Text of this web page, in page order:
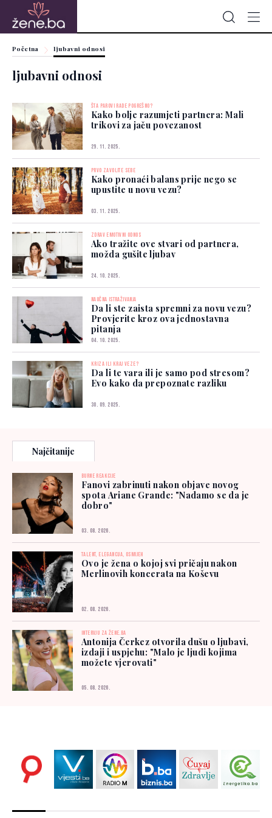
Početna ljubavni odnosi
ljubavni odnosi
ŠTA PAROVI RADE POGREŠNO?
Kako bolje razumjeti partnera: Mali
trikovi za jaču povezanost
29. 11. 2025.
PRVO ZAVOLITE SEBE
Kako pronaći balans prije nego se
upustite u novu vezu?
03. 11. 2025.
ZDRAV EMOTIVNI ODNOS
Ako tražite ove stvari od partnera,
možda gušite ljubav
24. 10. 2025.
NAUČNA ISTRAŽIVANJA
Da li ste zaista spremni za novu vezu?
Provjerite kroz ova jednostavna
pitanja
04. 10. 2025.
KRIZA ILI KRAJ VEZE?
Da li te vara ili je samo pod stresom?
Evo kako da prepoznate razliku
30. 09. 2025.
Najčitanije
BURNE REAKCIJE
Fanovi zabrinuti nakon objave novog
spota Ariane Grande: "Nadamo se da je
dobro"
03. 08. 2026.
TALENT, ELEGANCIJA, OSMIJEH
Ovo je žena o kojoj svi pričaju nakon
Merlinovih koncerata na Koševu
02. 08. 2026.
INTERVJU ZA ŽENE.BA
Antonija Čerkez otvorila dušu o ljubavi,
izdaji i uspjehu: "Malo je ljudi kojima
možete vjerovati"
05. 08. 2026.